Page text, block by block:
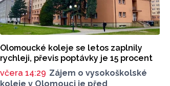
Olomoucké koleje se letos zaplnily
rychleji, převis poptávky je 15 procent
včera 14:29 Zájem o vysokoškolské
koleje v Olomouci je před